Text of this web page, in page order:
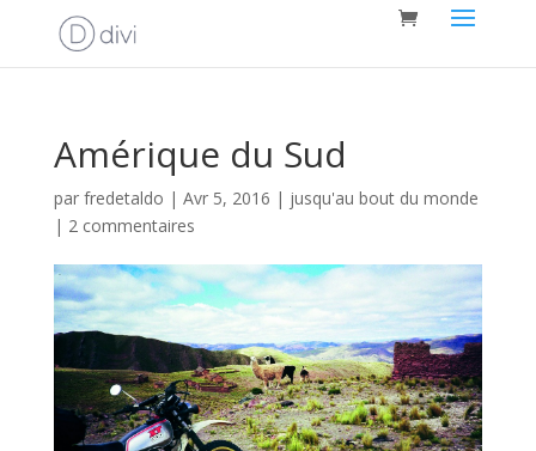
Amérique du Sud
par fredetaldo | Avr 5, 2016 | jusqu'au bout du monde
| 2 commentaires